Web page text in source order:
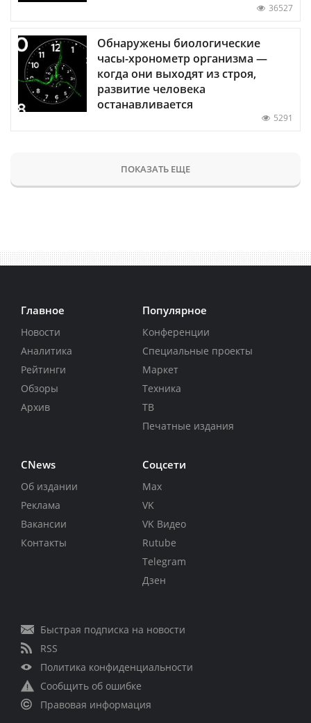
36527
Обнаружены биологические
часы-хронометр организма —
когда они выходят из строя,
развитие человека
останавливается
5291
ПОКАЗАТЬ ЕЩЕ
Главное
Новости
Аналитика
Рейтинги
Обзоры
Архив
Популярное
Конференции
Специальные проекты
Маркет
Техника
ТВ
Печатные издания
CNews
Об издании
Реклама
Вакансии
Контакты
Соцсети
Max
VK
VK Видео
Rutube
Telegram
Дзен
Быстрая подписка на новости
RSS
Политика конфиденциальности
Сообщить об ошибке
Правовая информация